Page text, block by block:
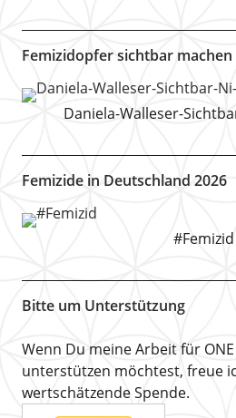
Femizidopfer sichtbar machen
Daniela-Walleser-
Femizide in Deutschland 2026
#Femizid
Bitte um Unterstützung
Wenn Du meine Arbeit für ONE
unterstützen möchtest, freue
wertschätzende Spende.